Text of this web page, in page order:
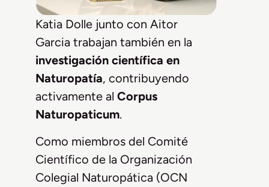
Katia Dolle junto con Aitor
Garcia trabajan también en la
investigación científica en
Naturopatía, contribuyendo
activamente al Corpus
Naturopaticum.
Como miembros del Comité
Científico de la Organización
Colegial Naturopática (OCN